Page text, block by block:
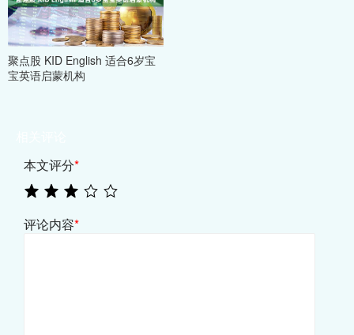
聚点股 KID English 适合6岁宝
宝英语启蒙机构
本文评分*
评论内容*